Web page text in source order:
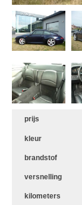
prijs
kleur
brandstof
versnelling
kilometers